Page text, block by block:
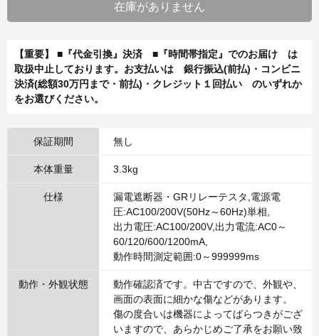
【重要】 ■『代金引換』決済 ■『時間帯指定』でのお届け は
取扱中止しております。お支払いは 銀行振込(前払)・コンビニ
決済(総額30万円まで・前払)・クレジット１回払い のいずれか
をお選びください。
保証期間 無し
本体重量 3.3kg
仕様
漏電遮断器・GRリレーテスタ,電源電
圧:AC100/200V(50Hz～60Hz)単相,
出力電圧:AC100/200V,出力電流:AC0～
60/120/600/1200mA,
動作時間測定範囲:0～999999ms
動作・外観状態
動作確認済です。中古ですので、外観や、
画面の表面に細かな傷などがあります。
傷の度合いは機器によってばらつきがござ
いますので、あらかじめご了承をお願い致